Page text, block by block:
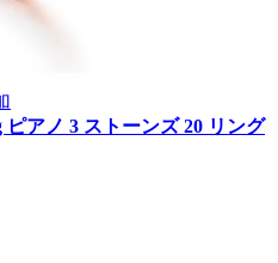
ピアノ 3 ストーンズ 20 リング